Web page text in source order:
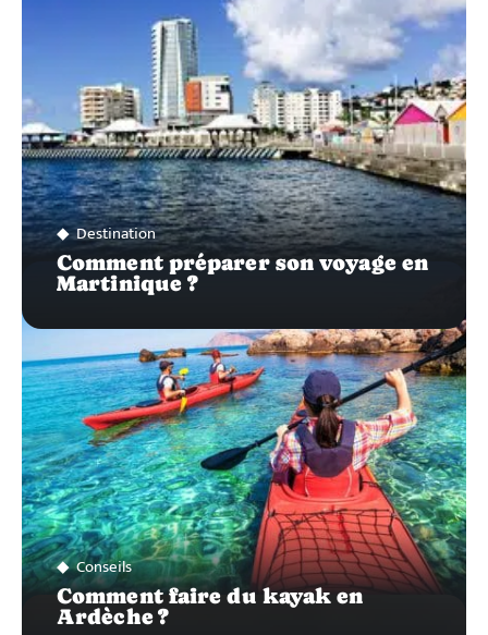
Destination
Comment préparer son voyage en
Martinique ?
Conseils
Comment faire du kayak en
Ardèche ?